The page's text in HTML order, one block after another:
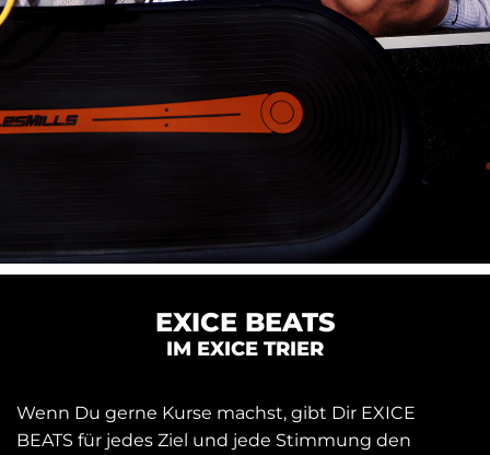
EXICE BEATS
IM EXICE TRIER
Wenn Du gerne Kurse machst, gibt Dir EXICE
BEATS für jedes Ziel und jede Stimmung den